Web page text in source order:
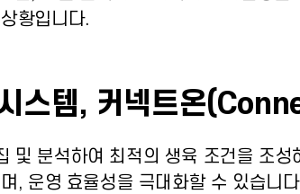
황입니다.
스템, 커넥트온
및 분석하여 최적의 생육 조건을 조성
, 운영 효율성을 극대화할 수 있습니